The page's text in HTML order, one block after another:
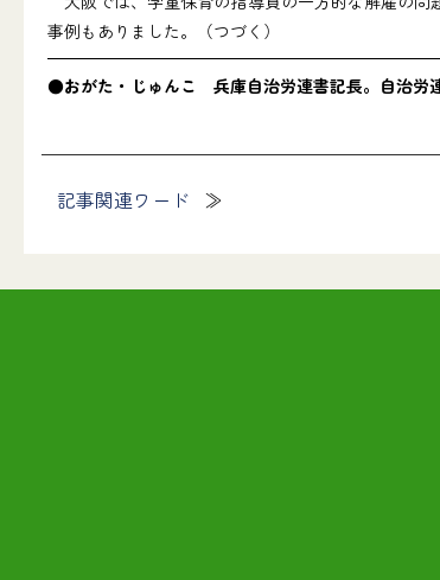
事例もありました。（つづく）
●おがた・じゅんこ 兵庫自治労連書記長。自治労
記事関連ワード